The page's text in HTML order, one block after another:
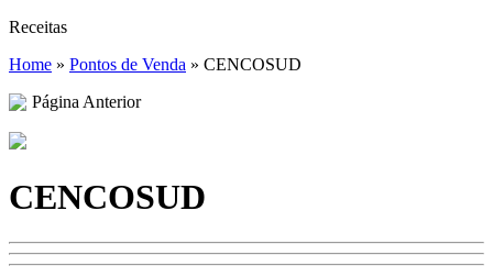
Receitas
Home » Pontos de Venda » CENCOSUD
Página Anterior
CENCOSUD